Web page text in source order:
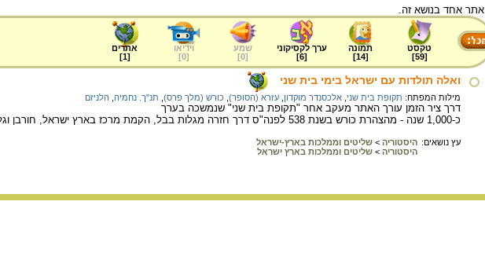
אתר אחד בנושא זה.
טקסט
[
59
]
תמונה
[
14
]
ערך לקסיקוני
[
6
]
שמע
[
0
]
וידיאו
[
0
]
אתרים
[
1
]
ואלה תולדות עם ישראל בימי בית שני
מילות המפתח: תקופת בית שני אלכסנדר מוקדון עזרא (הסופר) כורש (מלך פרס) תנ"ך. נחמיה הלניזם
דרך ציר הזמן עורך האתר מעקב אחר "תקופת בית שני" שנמשכה בערך
כ-1,000 שנה - מהצהרת כורש בשנת 538 לפנה"ס דרך חזרה מגלות בבל, הקמת מרכז בארץ ישראל, חורבן וגלות, ועד חתימת התלמוד בשנת 500 לספירה.
עץ נושאים: היסטוריה > שליטים וממלכות בארץ-ישראל
היסטוריה > שליטים וממלכות בארץ ישראל